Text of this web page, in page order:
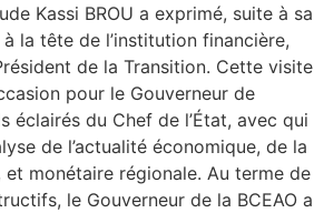
Kassi BROU a exprimé, suite à sa
la tête de l’institution financière,
de la Transition. Cette visite
pour le Gouverneur de
éclairés du Chef de l’État, avec qui
de l’actualité économique, de la
monétaire régionale. Au terme de
le Gouverneur de la BCEAO a